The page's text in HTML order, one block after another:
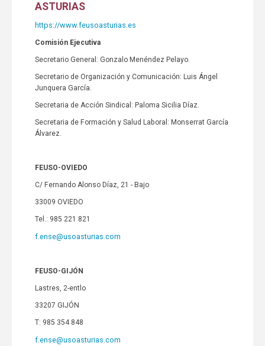
ASTURIAS
https://www.feusoasturias.es
Comisión Ejecutiva
Secretario General: Gonzalo Menéndez Pelayo.
Secretario de Organización y Comunicación: Luis Ángel
Junquera García.
Secretaria de Acción Sindical: Paloma Sicilia Díaz.
Secretaria de Formación y Salud Laboral: Monserrat García
Álvarez.
FEUSO-OVIEDO
C/ Fernando Alonso Díaz, 21 - Bajo
33009 OVIEDO
Tel.: 985 221 821
f.ense@usoasturias.com
FEUSO-GIJÓN
Lastres, 2-entlo
33207 GIJÓN
T: 985 354 848
f.ense@usoasturias.com